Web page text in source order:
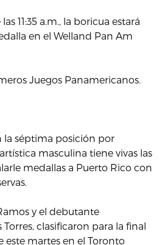
11:35 a.m., la boricua estará
en el Welland Pan Am
Juegos Panamericanos.
la séptima posición por
masculina tiene vivas las
medallas a Puerto Rico con
y el debutante
clasificaron para la final
este martes en el Toronto